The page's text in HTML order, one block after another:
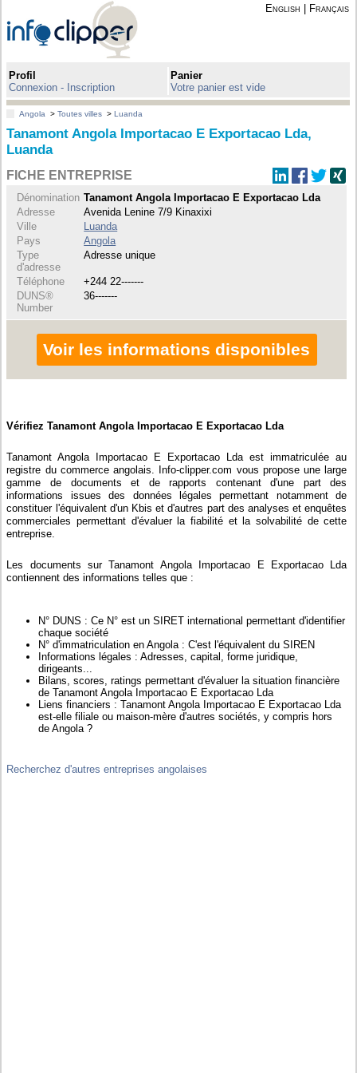
English Français
Profil
Connexion - Inscription
Panier
Votre panier est vide
Angola >Toutes villes >Luanda
Tanamont Angola Importacao E Exportacao Lda,
Luanda
FICHE ENTREPRISE
Dénomination Tanamont Angola Importacao E Exportacao Lda
Adresse
Avenida Lenine 7/9 Kinaxixi
Ville
Luanda
Pays
Angola
Type
d'adresse
Adresse unique
Téléphone
+244 22-------
DUNS®
Number
36-------
Voir les informations disponibles
Vérifiez Tanamont Angola Importacao E Exportacao Lda
Tanamont Angola Importacao E Exportacao Lda est immatriculée au
registre du commerce angolais. Info-clipper.com vous propose une large
gamme de documents et de rapports contenant d'une part des
informations issues des données légales permettant notamment de
constituer l'équivalent d'un Kbis et d'autres part des analyses et enquêtes
commerciales permettant d'évaluer la fiabilité et la solvabilité de cette
entreprise.
Les documents sur Tanamont Angola Importacao E Exportacao Lda
contiennent des informations telles que :
N° DUNS : Ce N° est un SIRET international permettant d'identifier
chaque société
N° d'immatriculation en Angola : C'est l'équivalent du SIREN
Informations légales : Adresses, capital, forme juridique,
dirigeants...
Bilans, scores, ratings permettant d'évaluer la situation financière
de Tanamont Angola Importacao E Exportacao Lda
Liens financiers : Tanamont Angola Importacao E Exportacao Lda
est-elle filiale ou maison-mère d'autres sociétés, y compris hors
de Angola ?
Recherchez d'autres entreprises angolaises